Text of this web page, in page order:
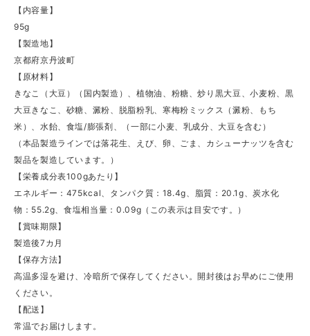
【内容量】
95g
【製造地】
京都府京丹波町
【原材料】
きなこ（大豆）（国内製造）、植物油、粉糖、炒り黒大豆、小麦粉、黒
大豆きなこ、砂糖、澱粉、脱脂粉乳、寒梅粉ミックス（澱粉、もち
米）、水飴、食塩/膨張剤、（一部に小麦、乳成分、大豆を含む）
（本品製造ラインでは落花生、えび、卵、ごま、カシューナッツを含む
製品を製造しています。）
【栄養成分表100gあたり】
エネルギー：475kcal、タンパク質：18.4g、脂質：20.1g、炭水化
物：55.2g、食塩相当量：0.09g（この表示は目安です。）
【賞味期限】
製造後7カ月
【保存方法】
高温多湿を避け、冷暗所で保存してください。開封後はお早めにご使用
ください。
【配送】
常温でお届けします。